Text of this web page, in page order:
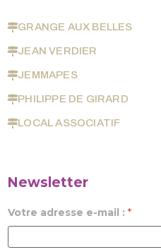
GRANGE AUX BELLES
JEAN VERDIER
JEMMAPES
PHILIPPE DE GIRARD
LOCAL ASSOCIATIF
Newsletter
Votre adresse e-mail : *